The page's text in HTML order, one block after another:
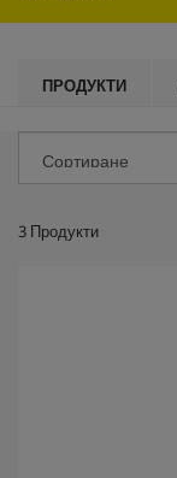
ПРОДУКТИ
3 Продукти